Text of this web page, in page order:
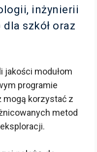
inżynierii
szkół oraz
jakości modułom
programie
mogą korzystać z
metod